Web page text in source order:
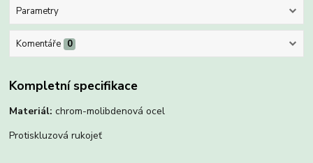
Parametry
Komentáře 0
Kompletní specifikace
Materiál:chrom-molibdenová ocel
Protiskluzová rukojeť